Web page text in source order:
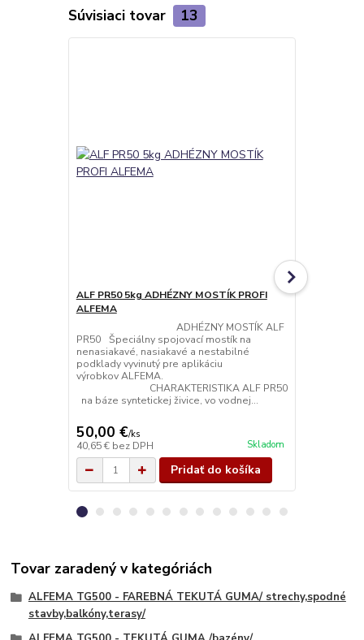
Súvisiaci tovar 13
ALF PR50 5kg ADHÉZNY MOSTÍK PROFI
ALFEMA
ADHÉZNY MOSTÍK ALF
PR50 Špeciálny spojovací mostík na
nenasiakavé, nasiakavé a nestabilné
podklady vyvinutý pre aplikáciu
výrobkov ALFEMA.
CHARAKTERISTIKA ALF PR50
na báze syntetickej živice, vo vodnej...
50,00 €/ks
40,65 € bez DPH Skladom
Pridať do košíka
Tovar zaradený v kategóriách
ALFEMA TG500 - FAREBNÁ TEKUTÁ GUMA/ strechy,spodné
stavby,balkóny,terasy/